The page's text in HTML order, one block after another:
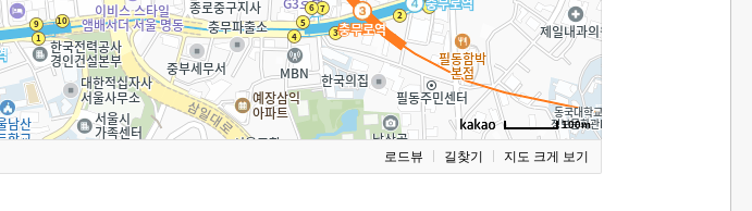
100m
로드뷰 길찾기 지도 크게 보기